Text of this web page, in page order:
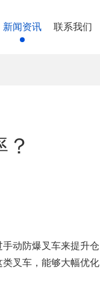
新闻资讯 联系我们
动防爆叉车来提升仓
叉车，能够大幅优化